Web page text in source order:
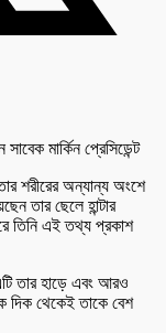
শরীরের অন্যান্য অংশে
তার ছেলে হান্টার
তিনি এই তথ্য প্রকাশ
তার হাড়ে এবং আরও
দিক থেকেই তাকে বেশ